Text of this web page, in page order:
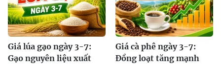
Giá lúa gạo ngày 3-7:
Gạo nguyên liệu xuất
Giá cà phê ngày 3-7:
Đồng loạt tăng mạnh